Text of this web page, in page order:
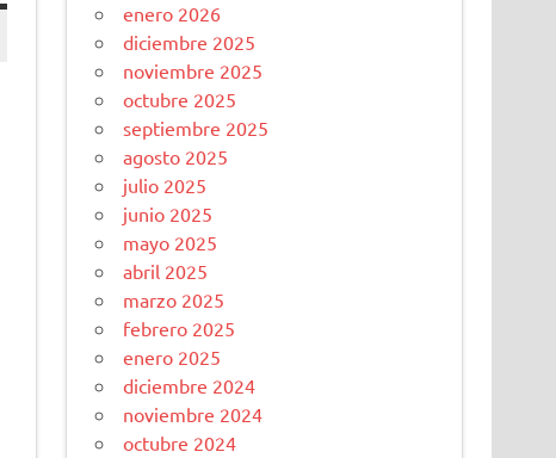
enero 2026
diciembre 2025
noviembre 2025
octubre 2025
septiembre 2025
agosto 2025
julio 2025
junio 2025
mayo 2025
abril 2025
marzo 2025
febrero 2025
enero 2025
diciembre 2024
noviembre 2024
octubre 2024